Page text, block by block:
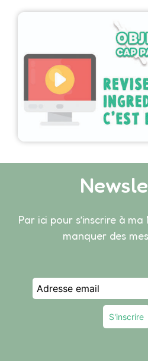
Par ici pour s’inscrire à
manquer des